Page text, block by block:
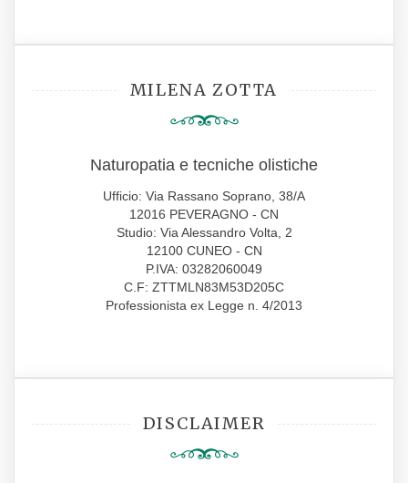
MILENA ZOTTA
Naturopatia e tecniche olistiche
Ufficio: Via Rassano Soprano, 38/A
12016 PEVERAGNO - CN
Studio: Via Alessandro Volta, 2
12100 CUNEO - CN
P.IVA: 03282060049
C.F: ZTTMLN83M53D205C
Professionista ex Legge n. 4/2013
DISCLAIMER